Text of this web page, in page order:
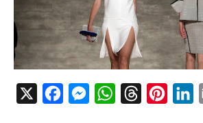
X
M
W